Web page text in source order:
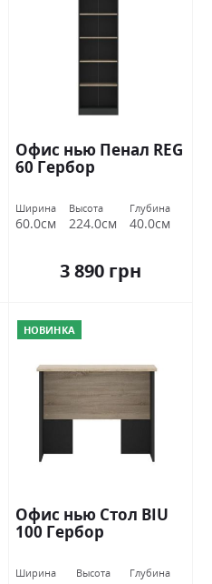
Офис нью Пенал REG
60 Гербор
Ширина
60.0см
Высота
224.0см
Глубина
40.0см
3 890 грн
НОВИНКА
Офис нью Стол BIU
100 Гербор
Ширина Высота Глубина